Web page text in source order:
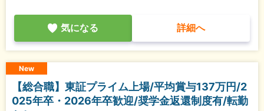
気になる 詳細へ
New
【総合職】東証プライム上場/平均賞与137万円/2
025年卒・2026年卒歓迎/奨学金返還制度有/転勤